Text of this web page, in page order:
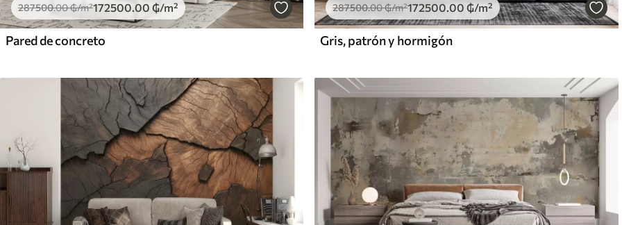
287500.00₲/m²172500.00 ₲/m²
Pared de concreto
287500.00₲/m²172500.00 ₲/m²
Gris, patrón y hormigón